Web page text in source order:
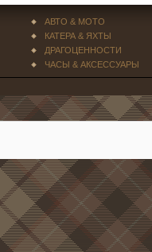
АВТО & МОТО
КАТЕРА & ЯХТЫ
ДРАГОЦЕННОСТИ
ЧАСЫ & АКСЕССУАРЫ